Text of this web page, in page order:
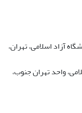
آزاد اسلامی، تهران،
واحد تهران جنوب،